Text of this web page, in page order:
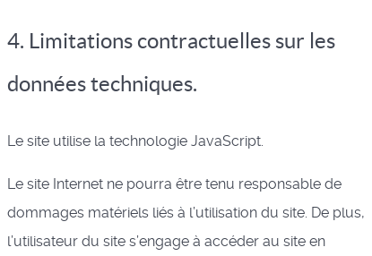
4. Limitations contractuelles sur les
données techniques.
Le site utilise la technologie JavaScript.
Le site Internet ne pourra être tenu responsable de
dommages matériels liés à l’utilisation du site. De plus,
l’utilisateur du site s’engage à accéder au site en